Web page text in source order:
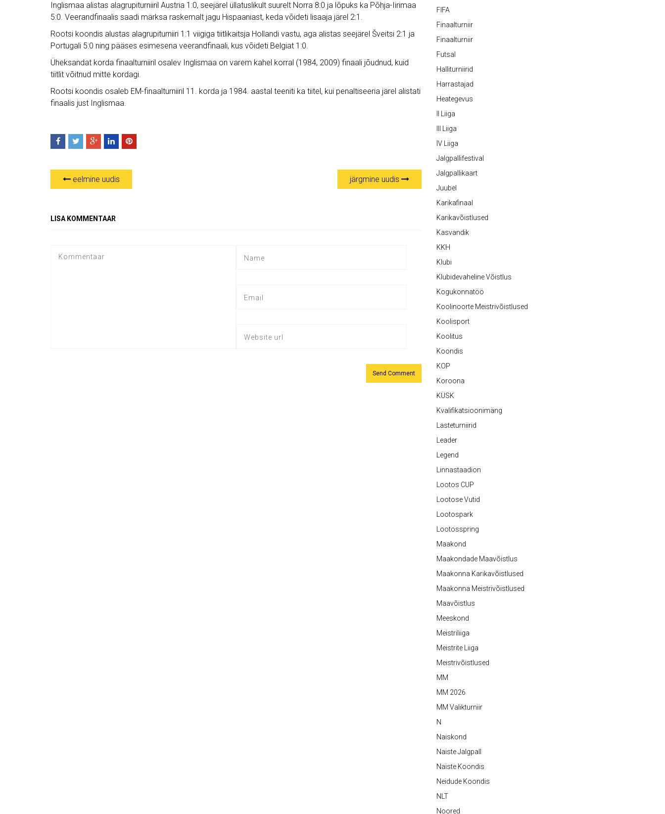
Inglismaa alistas alagrupiturniiril Austria 1:0, seejärel üllatuslikult suurelt Norra 8:0 ja lõpuks ka Põhja-Iirimaa
5:0. Veerandfinaalis saadi märksa raskemalt jagu Hispaaniast, keda võideti lisaaja järel 2:1.
Rootsi koondis alustas alagrupiturniiri 1:1 viigiga tiitlikaitsja Hollandi vastu, aga alistas seejärel Šveitsi 2:1 ja
Portugali 5:0 ning pääses esimesena veerandfinaali, kus võideti Belgiat 1:0.
Üheksandat korda finaalturniiril osalev Inglismaa on varem kahel korral (1984, 2009) finaali jõudnud, kuid
tiitlit võitnud mitte kordagi.
Rootsi koondis osaleb EM-finaalturniiril 11. korda ja 1984. aastal teeniti ka tiitel, kui penaltiseeria järel alistati
finaalis just Inglismaa.
eelmine uudis järgmine uudis
LISA KOMMENTAAR
FIFA
Finaalturniir
Finaalturniir
Futsal
Halliturniirid
Harrastajad
Heategevus
II Liiga
III Liiga
IV Liiga
Jalgpallifestival
Jalgpallikaart
Juubel
Karikafinaal
Karikavõistlused
Kasvandik
KKH
Klubi
Klubidevaheline Võistlus
Kogukonnatöö
Koolinoorte Meistrivõistlused
Koolisport
Koolitus
Koondis
KOP
Koroona
KÜSK
Kvalifikatsioonimäng
Lasteturniirid
Leader
Legend
Linnastaadion
Lootos CUP
Lootose Vutid
Lootospark
Lootosspring
Maakond
Maakondade Maavõistlus
Maakonna Karikavõistlused
Maakonna Meistrivõistlused
Maavõistlus
Meeskond
Meistriliiga
Meistrite Liiga
Meistrivõistlused
MM
MM 2026
MM Valikturniir
N
Naiskond
Naiste Jalgpall
Naiste Koondis
Neidude Koondis
NLT
Noored